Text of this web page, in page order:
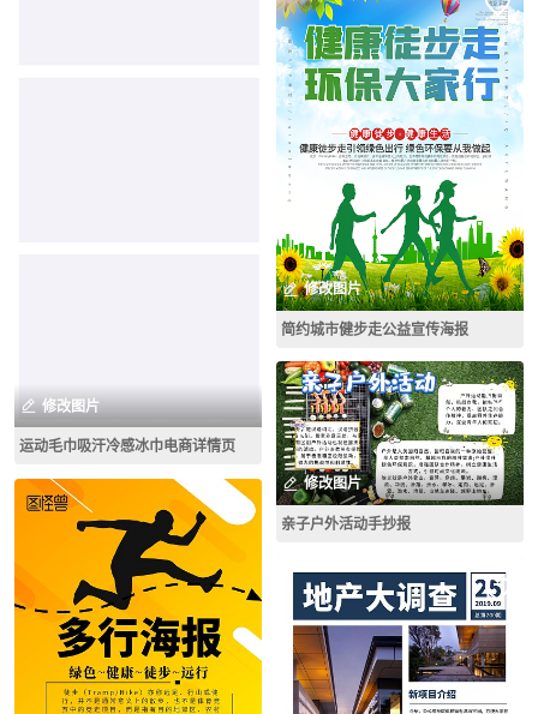
修改图片
运动毛巾吸汗冷感冰巾电商详情页
修改图片
简约城市健步走公益宣传海报
修改图片
亲子户外活动手抄报